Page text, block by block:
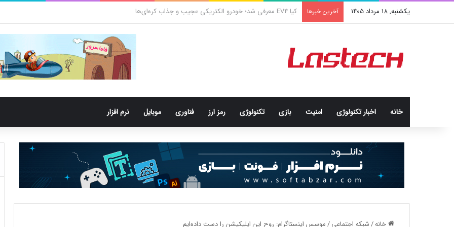
یکشنبه, 18 مرداد 1405 آخرین خبرها کشف جدید دانشمندان: برخی باکتری‌های دهان می‌توانند خطر ابتلا به آلزایمر را افزایش دهند
خانه اخبار تکنولوژی امنيت بازی تکنولوژی رمز ارز فناوری موبایل نرم افزار
خانه/شبكه اجتماعی/موسس اینستاگرام: روح این اپلیکیشن را دست داده‌ایم